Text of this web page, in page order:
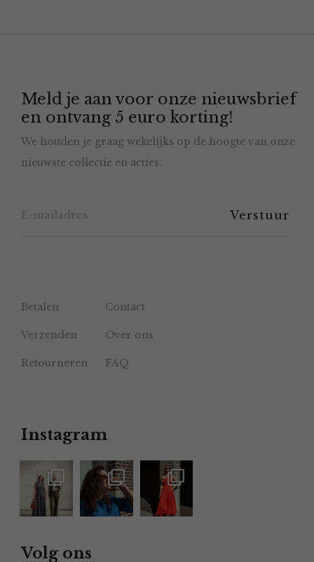
Meld je aan voor onze nieuwsbrief
en ontvang 5 euro korting!
We houden je graag wekelijks op de hoogte van onze
nieuwste collectie en acties.
Betalen Contact
Verzenden Over ons
Retourneren FAQ
Instagram
Volg ons